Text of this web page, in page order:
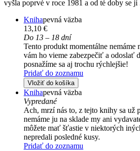
vyšla poprvé v roce 1981 a od té doby se jí
Knihapevná väzba
13,10 €
Do 13 – 18 dní
Tento produkt momentálne nemáme
vám ho vieme zabezpečiť a odoslať
posnažíme sa aj trochu rýchlejšie!
Pridať do zoznamu
Vložiť do košíka
Knihapevná väzba
Vypredané
Ach, mrzí nás to, z tejto knihy sa už
nemáme ju na sklade my ani
môžete mať šťastie v niektorých
nepredali posledné kusy.
Pridať do zoznamu